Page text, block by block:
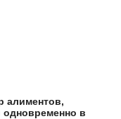
алиментов,
в